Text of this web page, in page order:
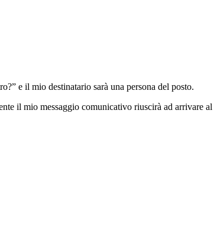
e il mio destinatario sarà una persona del posto.
il mio messaggio comunicativo riuscirà ad arrivare al